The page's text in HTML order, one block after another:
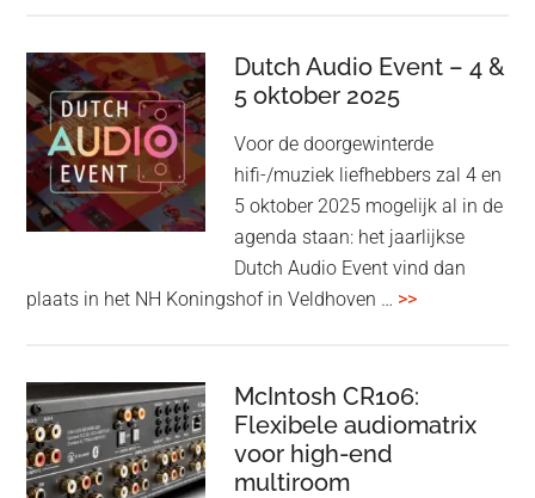
kondigt
Beo
Grace
aan:
high-
end
earbuds
titanium
Adaptive
noise
cancelling
Dutch Audio Event – 4 &
5 oktober 2025
Voor de doorgewinterde
hifi-/muziek liefhebbers zal 4 en
5 oktober 2025 mogelijk al in de
agenda staan: het jaarlijkse
Dutch Audio Event vind dan
plaats in het NH Koningshof in Veldhoven … >>overDutch
–
4
McIntosh CR106:
Flexibele audiomatrix
voor high-end
multiroom